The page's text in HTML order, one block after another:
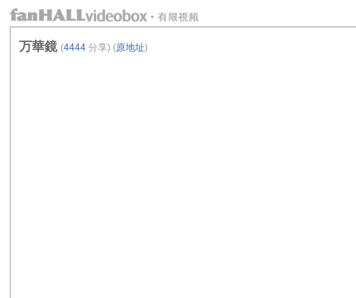
万華鏡 (4444 分享) (原地址)